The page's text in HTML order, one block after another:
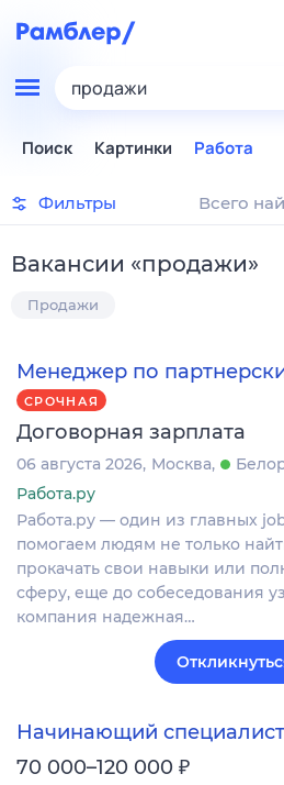
продажи
Поиск Картинки Работа
Фильтры Всего
Вакансии «продажи»
Продажи
Менеджер по
СРОЧНАЯ
Договорная зарплата
06 августа 2026 Москва
Работа.ру
Работа.ру — один из главных
помогаем людям не только
прокачать свои навыки или
сферу, еще до собеседования
компания надежная…
Начинающий
70 000–120 000 ₽